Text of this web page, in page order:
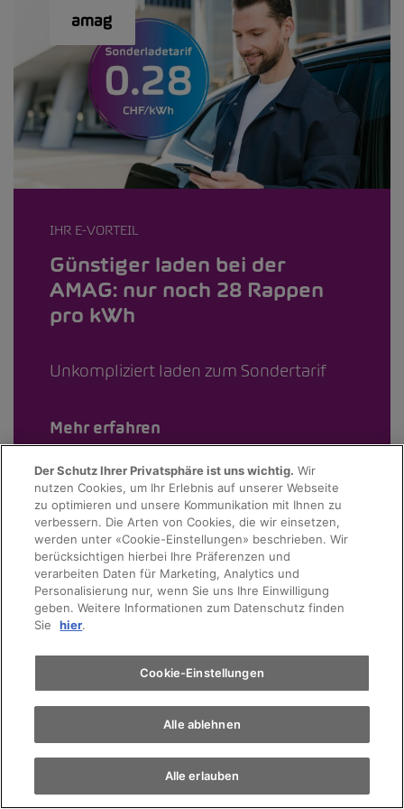
IHR E-VORTEIL
Günstiger laden bei der
AMAG: nur noch 28 Rappen
pro kWh
Unkompliziert laden zum Sondertarif
Mehr erfahren
Der Schutz Ihrer Privatsphäre ist uns wichtig. Wir
nutzen Cookies, um Ihr Erlebnis auf unserer Webseite
zu optimieren und unsere Kommunikation mit Ihnen zu
verbessern. Die Arten von Cookies, die wir einsetzen,
werden unter «Cookie-Einstellungen» beschrieben. Wir
berücksichtigen hierbei Ihre Präferenzen und
verarbeiten Daten für Marketing, Analytics und
Personalisierung nur, wenn Sie uns Ihre Einwilligung
geben. Weitere Informationen zum Datenschutz finden
Sie
hier.
Cookie-Einstellungen
Alle ablehnen
Alle erlauben